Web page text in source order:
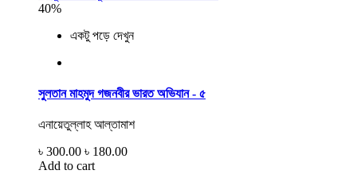
40%
একটু পড়ে দেখুন
সুলতান মাহমুদ গজনবীর ভারত অভিযান - ৫
এনায়েতুল্লাহ আল্‌তামাশ
৳ 300.00 ৳ 180.00
Add to cart